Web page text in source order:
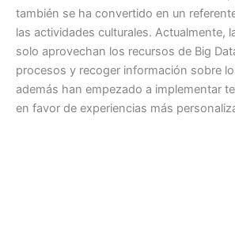
también se ha convertido en un
las actividades culturales. Actualmente,
solo aprovechan los recursos de Big
procesos y recoger información sobre
además han empezado a implementar
en favor de experiencias más